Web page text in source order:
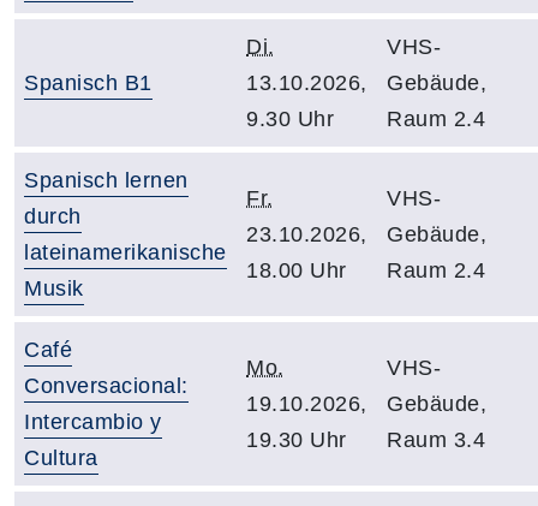
Spanisch B1
Di.
13.10.2026,
9.30 Uhr
VHS-
Gebäude,
Raum 2.4
Spanisch lernen
durch
lateinamerikanische
Musik
Fr.
23.10.2026,
18.00 Uhr
VHS-
Gebäude,
Raum 2.4
Café
Conversacional:
Intercambio y
Cultura
Mo.
19.10.2026,
19.30 Uhr
VHS-
Gebäude,
Raum 3.4